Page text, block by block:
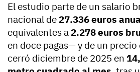
El estudio parte de un salario
nacional de 27.336 euros
equivalentes a 2.278 euros
en doce pagas— y de un
cerró diciembre de 2025 en